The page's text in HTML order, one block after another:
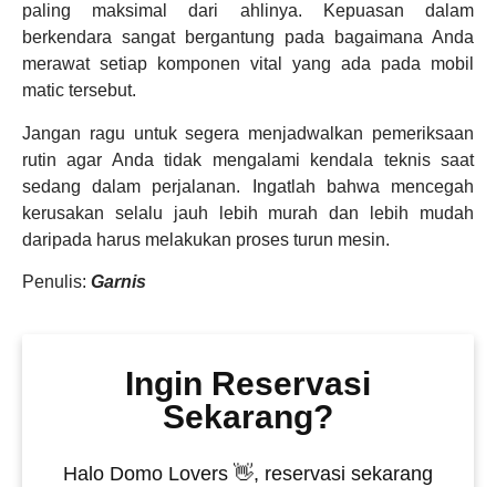
paling maksimal dari ahlinya. Kepuasan dalam
berkendara sangat bergantung pada bagaimana Anda
merawat setiap komponen vital yang ada pada mobil
matic tersebut.
Jangan ragu untuk segera menjadwalkan pemeriksaan
rutin agar Anda tidak mengalami kendala teknis saat
sedang dalam perjalanan. Ingatlah bahwa mencegah
kerusakan selalu jauh lebih murah dan lebih mudah
daripada harus melakukan proses turun mesin.
Penulis: Garnis
Ingin Reservasi
Sekarang?
Halo Domo Lovers 👋, reservasi sekarang